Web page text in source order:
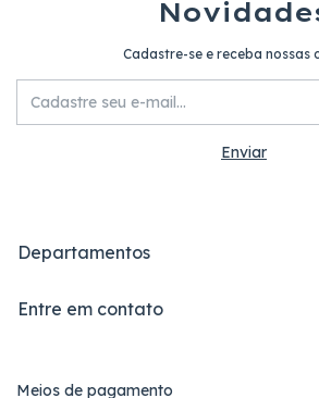
Cadastre-se e receba nossas
Departamentos
Entre em contato
Meios de pagamento